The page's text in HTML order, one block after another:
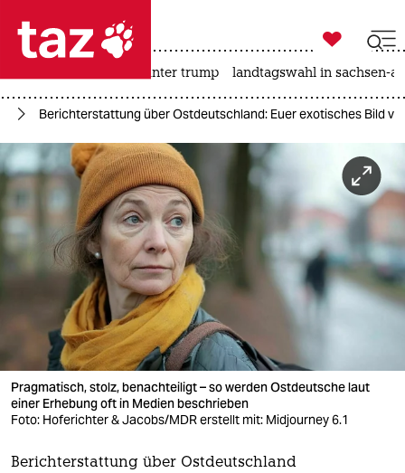
 taz zahl ich
taz zahl ich
themen
politik
öko
gesellschaft
kultur
sport
berlin

taz zahl ich
usa unter trump landtagswahl in sachsen-
Berichterstattung über Ostdeutschland: Euer exotisches Bild
Pragmatisch, stolz, benachteiligt – so werden Ostdeutsche laut
einer Erhebung oft in Medien beschrieben
Foto: Hoferichter & Jacobs/MDR erstellt mit: Midjourney 6.1
Berichterstattung über Ostdeutschland